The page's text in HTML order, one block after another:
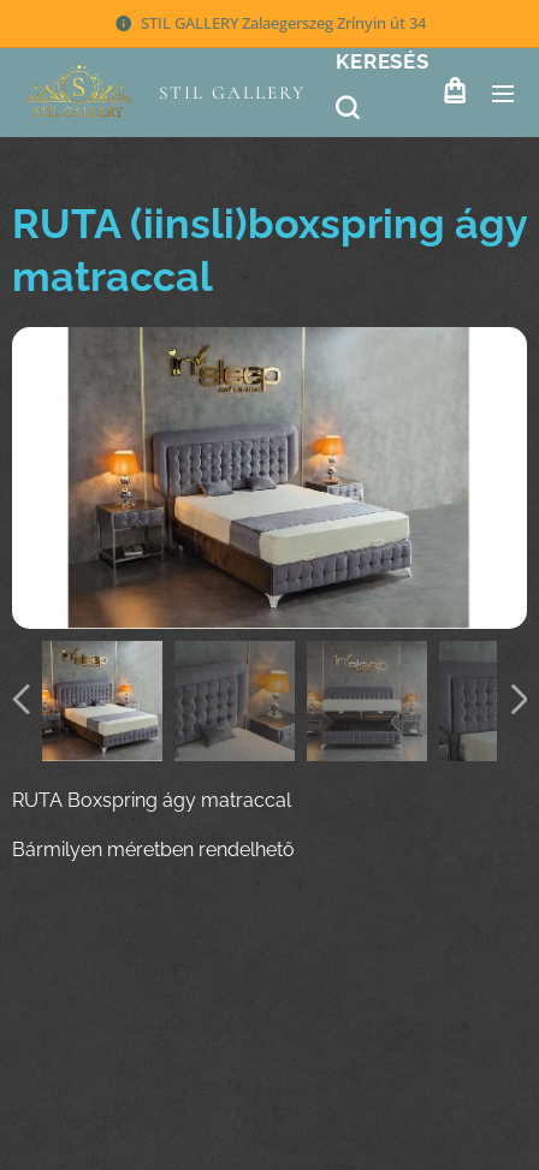
STIL GALLERY Zalaegerszeg Zrínyin út 34
STIL GALLERY
KERESÉS
RUTA (iinsli)boxspring ágy
matraccal
RUTA Boxspring ágy matraccal
Bármilyen méretben rendelhető